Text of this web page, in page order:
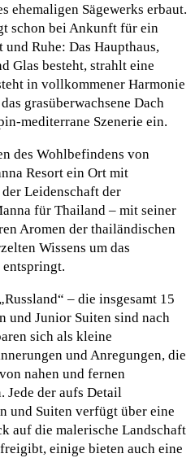
ehemaligen Sägewerks erbaut.
schon bei Ankunft für ein
Ruhe: Das Haupthaus,
Glas besteht, strahlt eine
in vollkommener Harmonie
grasüberwachsene Dach
mediterrane Szenerie ein.
des Wohlbefindens von
Resort ein Ort mit
Leidenschaft der
für Thailand – mit seiner
Aromen der thailändischen
Wissens um das
– die insgesamt 15
und Junior Suiten sind nach
sich als kleine
und Anregungen, die
nahen und fernen
Jede der aufs Detail
und Suiten verfügt über eine
auf die malerische Landschaft
einige bieten auch eine